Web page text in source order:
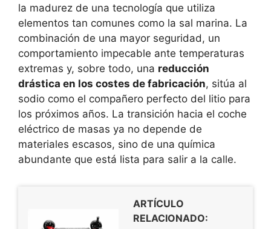
la madurez de una tecnología que utiliza
elementos tan comunes como la sal marina. La
combinación de una mayor seguridad, un
comportamiento impecable ante temperaturas
extremas y, sobre todo, una reducción
drástica en los costes de fabricación, sitúa al
sodio como el compañero perfecto del litio para
los próximos años. La transición hacia el coche
eléctrico de masas ya no depende de
materiales escasos, sino de una química
abundante que está lista para salir a la calle.
ARTÍCULO
RELACIONADO: